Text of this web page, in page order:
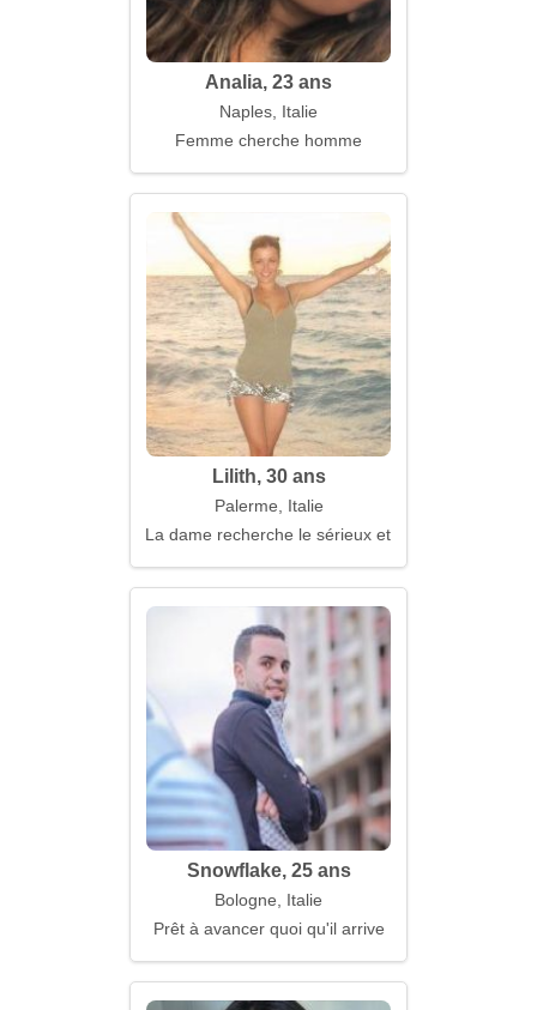
Analia, 23 ans
Naples, Italie
Femme cherche homme
Lilith, 30 ans
Palerme, Italie
La dame recherche le sérieux et le calme
Snowflake, 25 ans
Bologne, Italie
Prêt à avancer quoi qu'il arrive